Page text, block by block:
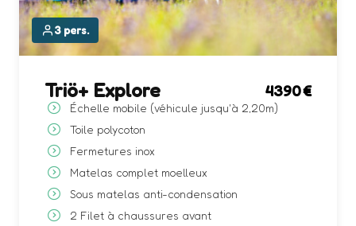
3 pers.
Triö+ Explore 4390
Échelle mobile (véhicule jusqu'à 2,20m)
Toile polycoton
Fermetures inox
Matelas complet moelleux
Sous matelas anti-condensation
2 Filet à chaussures avant